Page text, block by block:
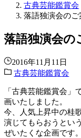
古典芸能鑑賞会
落語独演会のご
落語独演会の
2016年11月11日
古典芸能鑑賞会
「古典芸能鑑賞会」
画いたしました。
今、人気上昇中の桂
演じてもらおうという
ぜいたくな企画です。